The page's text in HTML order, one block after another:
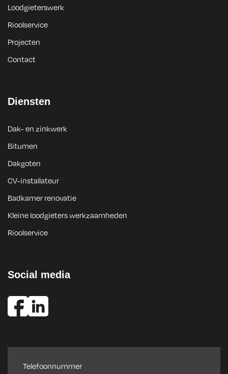
Loodgieterswerk
Rioolservice
Projecten
Contact
Diensten
Dak- en zinkwerk
Bitumen
Dakgoten
CV-installateur
Badkamer renovatie
Kleine loodgieters werkzaamheden
Rioolservice
Social media
Telefoonnummer